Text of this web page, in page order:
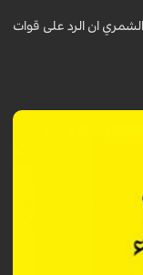
ان الرد على قوات